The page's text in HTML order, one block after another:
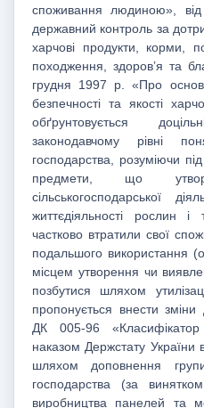
споживання людиною»,
державний контроль за
харчові продукти, корми,
походження, здоров’я та
грудня 1997 р. «Про
безпечності та якості
обґрунтовується
законодавчому рівні
господарства, розуміючи
предмети, що
сільськогосподарської
життєдіяльності рослин
частково втратили свої
подальшого використання
місцем утворення чи
позбутися шляхом
пропонується внести зміни
ДК 005-96 «Класифікатор
наказом Держстату
шляхом доповнення
господарства (за
виробництва панелей та